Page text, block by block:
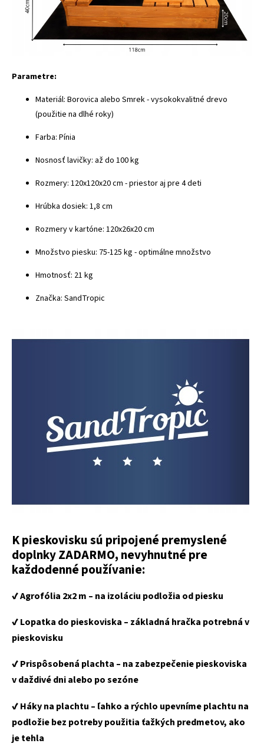
Parametre:
Materiál: Borovica alebo Smrek - vysokokvalitné drevo
(použitie na dlhé roky)
Farba: Pínia
Nosnosť lavičky: až do 100 kg
Rozmery: 120x120x20 cm - priestor aj pre 4 deti
Hrúbka dosiek: 1,8 cm
Rozmery v kartóne: 120x26x20 cm
Množstvo piesku: 75-125 kg - optimálne množstvo
Hmotnosť: 21 kg
Značka: SandTropic
K pieskovisku sú pripojené premyslené
doplnky ZADARMO, nevyhnutné pre
každodenné používanie:
✔️ Agrofólia 2x2 m – na izoláciu podložia od piesku
✔️ Lopatka do pieskoviska – základná hračka potrebná v
pieskovisku
✔️ Prispôsobená plachta – na zabezpečenie pieskoviska
v daždivé dni alebo po sezóne
✔️ Háky na plachtu – ľahko a rýchlo upevníme plachtu na
podložie bez potreby použitia ťažkých predmetov, ako
je tehla